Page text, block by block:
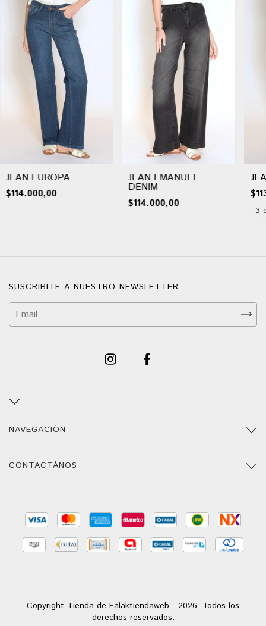
JEAN EUROPA
$114.000,00
JEAN EMANUEL
DENIM
$114.000,00
3
SUSCRIBITE A NUESTRO NEWSLETTER
NAVEGACIÓN
CONTACTÁNOS
Copyright Tienda de Falaktiendaweb - 2026. Todos los
derechos reservados.